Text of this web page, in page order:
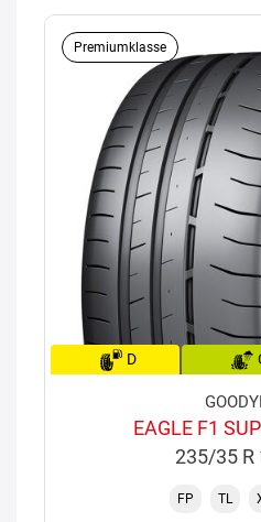
Premiumklasse
D
EAGLE F1
235/35 R
FP TL